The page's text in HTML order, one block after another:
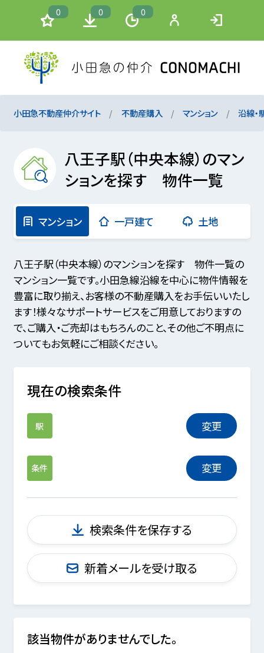
0 0 0
小田急不動産仲介サイト 不動産購入 マンション 沿線・
八王子駅（中央本線）のマン
ションを探す 物件一覧
マンション 一戸建て 土地
八王子駅（中央本線）のマンションを探す 物件一覧の
マンション一覧です。小田急線沿線を中心に物件情報を
豊富に取り揃え、お客様の不動産購入をお手伝いいたし
ます！様々なサポートサービスをご用意しておりますの
で、ご購入・ご売却はもちろんのこと、その他ご不明点に
ついてもお気軽にご相談ください。
現在の検索条件
駅 変更
条件 変更
検索条件を保存する
新着メールを受け取る
該当物件がありませんでした。